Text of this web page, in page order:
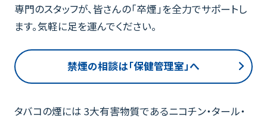
専門のスタッフが、皆さんの「卒煙」を全力でサポートし
ます。気軽に足を運んでください。
禁煙の相談は「保健管理室」へ
タバコの煙には 3大有害物質であるニコチン・タール・